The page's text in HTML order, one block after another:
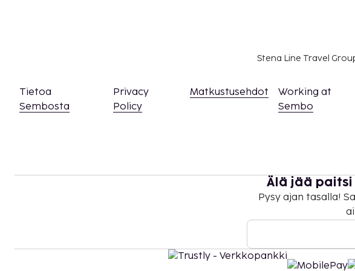
asiasta ottamalla yhteyttä majoituspaikkaan
Stena Line Travel
Tietoa
Sembosta
Privacy
Policy
Matkustusehdot
Working at
Sembo
Älä jää
Pysy ajan tasalla!